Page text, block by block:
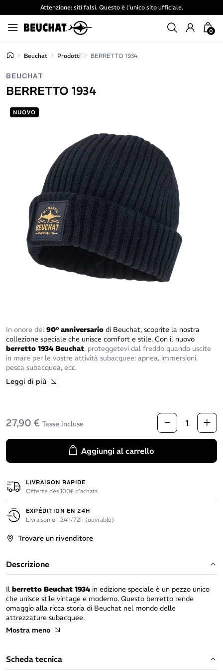
Attenzione: siti falsi. Questo è l’unico sito ufficiale.
0
Beuchat Prodotti BERRETTO 1934
NUOVO
BEUCHAT
BERRETTO 1934
In onore del 90° anniversario di Beuchat, scoprite la nostra
collezione speciale che unisce comfort e stile. Con il nuovo
berretto 1934 Beuchat, proteggetevi dal freddo quando uscite
in mare per le vostre attività subacquee: apnea, immersioni,
pesca subacquea, ecc.
Leggi di più
27,90 € Tasse incluse
Aggiungi al carrello
LIVRAISON RAPIDE
Offerte dès 100€ d’achats
EXPÉDITION EN 24H
Livraison en 24h/72h (ouvrable)
Trovare un rivenditore
Descrizione
Il berretto Beuchat 1934 in edizione speciale è un pezzo unico
che unisce stile vintage e moderno. Questo berretto rende
omaggio alla ricca storia di Beuchat nel mondo delle
attrezzature subacquee.
Un design moderno ma vintage, grazie alla patch sul davanti che
rende omaggio ai 90 anni di storia di Beuchat e al suo costante
Mostra meno
Scheda tecnica